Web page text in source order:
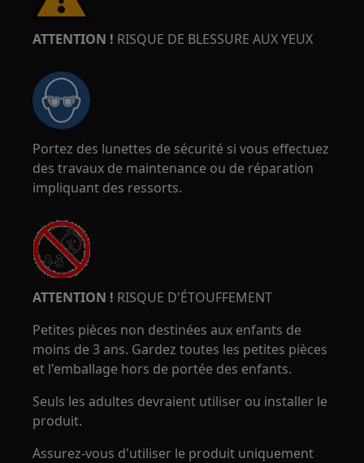
ATTENTION ! RISQUE DE BLESSURE AUX YEUX
Portez des lunettes de sécurité si vous effectuez
des travaux de maintenance ou de réparation
impliquant des ressorts.
ATTENTION ! RISQUE D'ÉTOUFFEMENT
Petites pièces non destinées aux enfants de
moins de 3 ans. Gardez toutes les petites pièces
et l'emballage hors de portée des enfants.
Seuls les adultes devraient utiliser ou installer le
produit.
Assurez-vous d'utiliser le produit uniquement